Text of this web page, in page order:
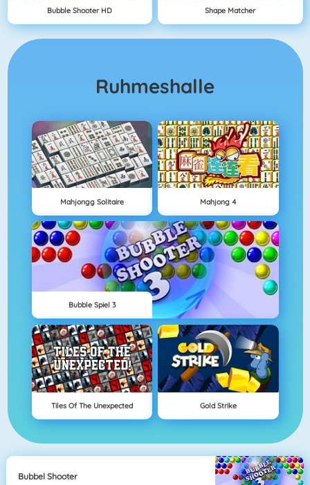
Bubble Shooter HD Shape Matcher
Ruhmeshalle
Mahjongg Solitaire Mahjong 4
Bubble Spiel 3
Tiles Of The Unexpected Gold Strike
Bubbel Shooter